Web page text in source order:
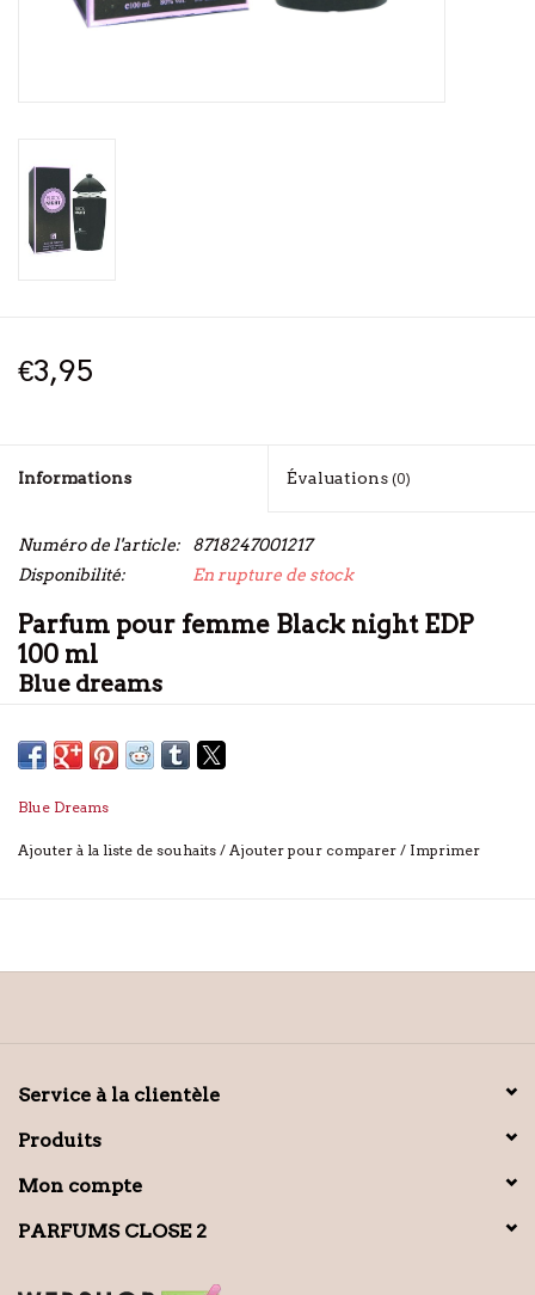
€3,95
Informations Évaluations (0)
Numéro de l'article:
8718247001217
Disponibilité:
En rupture de stock
Parfum pour femme Black night EDP
100 ml
Blue dreams
Blue Dreams
Ajouter à la liste de souhaits / Ajouter pour comparer / Imprimer
Service à la clientèle
Produits
Mon compte
PARFUMS CLOSE 2